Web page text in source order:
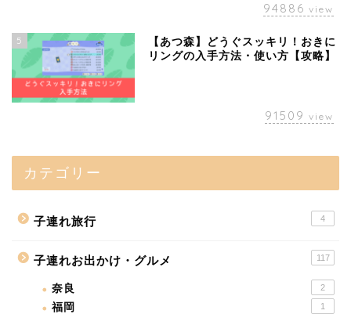
94886 view
5
【あつ森】どうぐスッキリ！おきに
リングの入手方法・使い方【攻略】
91509 view
カテゴリー
子連れ旅行 4
子連れお出かけ・グルメ 117
奈良 2
福岡 1